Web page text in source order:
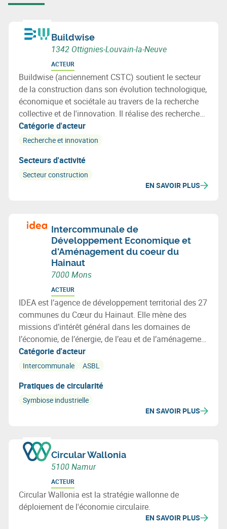
Buildwise
1342 Ottignies-Louvain-la-Neuve
ACTEUR
Buildwise (anciennement CSTC) soutient le secteur
de la construction dans son évolution technologique,
économique et sociétale au travers de la recherche
collective et de l'innovation. Il réalise des recherches
au profit de ses membres et leur fournit informations,
assistance et conseils techniques.
Catégorie d'acteur
Recherche et innovation
Secteurs d'activité
Secteur construction
EN SAVOIR PLUS
Intercommunale de
Développement Economique et
d'Aménagement du coeur du
Hainaut
7000 Mons
ACTEUR
IDEA est l’agence de développement territorial des 27
communes du Cœur du Hainaut. Elle mène des
missions d’intérêt général dans les domaines de
l’économie, de l’énergie, de l’eau et de l’aménagement
du territoire, au service des communes, des
entreprises et des citoyens.
Catégorie d'acteur
Intercommunale ASBL
Pratiques de circularité
Symbiose industrielle
EN SAVOIR PLUS
Circular Wallonia
5100 Namur
ACTEUR
Circular Wallonia est la stratégie wallonne de
déploiement de l'économie circulaire.
EN SAVOIR PLUS